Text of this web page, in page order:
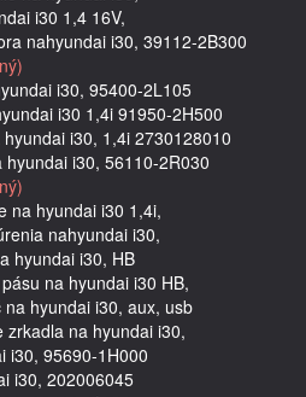
i30 1,4 16V,
nahyundai i30, 39112-2B300
i30, 95400-2L105
i30 1,4i 91950-2H500
i30, 1,4i 2730128010
i30, 56110-2R030
na hyundai i30 1,4i,
nahyundai i30,
hyundai i30, HB
na hyundai i30 HB,
hyundai i30, aux, usb
na hyundai i30,
i30, 95690-1H000
i30, 202006045